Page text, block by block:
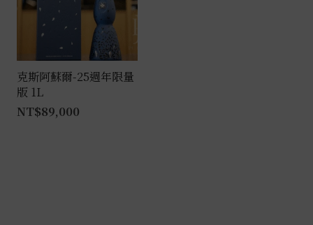
克斯阿蘇爾-25週年限量
版 1L
NT$89,000